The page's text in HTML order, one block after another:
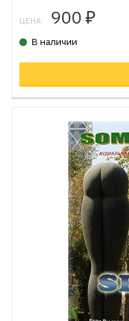
ЦЕНА: 900 ₽
В наличии